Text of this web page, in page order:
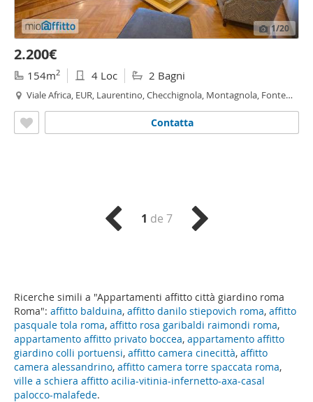
Ricerche simili a "Appartamenti affitto città giardino roma
Roma": affitto balduina, affitto danilo stiepovich roma, affitto
pasquale tola roma, affitto rosa garibaldi raimondi roma,
appartamento affitto privato boccea, appartamento affitto
giardino colli portuensi, affitto camera cinecittà, affitto
camera alessandrino, affitto camera torre spaccata roma,
ville a schiera affitto acilia-vitinia-infernetto-axa-casal
palocco-malafede.
1/20
2.200€
154m2 4 Loc 2 Bagni
Viale Africa, EUR, Laurentino, Checchignola, Montagnola, Fonte
Contatta
1 de 7